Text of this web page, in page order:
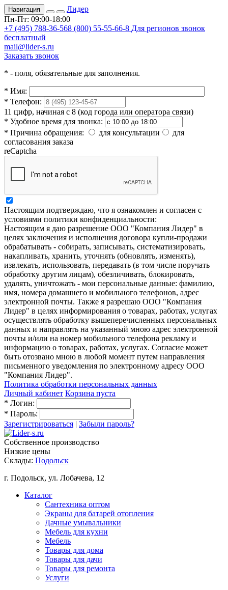
Навигация
Лидер
Пн-Пт: 09:00-18:00
+7 (495) 788-36-568 (800) 55-55-66-8 Для регионов звонок
бесплатный
mail@lider-s.ru
Заказать звонок
* - поля, обязательные для заполнения.
* Имя:
* Телефон:
11 цифр, начиная с 8 (код города или оператора связи)
* Удобное время для звонка:
* Причина обращения: для консультации
для
согласования заказа
reCaptcha
Настоящим подтверждаю, что я ознакомлен и согласен с
условиями политики конфиденциальности:
Настоящим я даю разрешение ООО "Компания Лидер" в
целях заключения и исполнения договора купли-продажи
обрабатывать - собирать, записывать, систематизировать,
накапливать, хранить, уточнять (обновлять, изменять),
извлекать, использовать, передавать (в том числе поручать
обработку другим лицам), обезличивать, блокировать,
удалять, уничтожать - мои персональные данные: фамилию,
имя, номера домашнего и мобильного телефонов, адрес
электронной почты. Также я разрешаю ООО "Компания
Лидер" в целях информирования о товарах, работах, услугах
осуществлять обработку вышеперечисленных персональных
данных и направлять на указанный мною адрес электронной
почты и/или на номер мобильного телефона рекламу и
информацию о товарах, работах, услугах. Согласие может
быть отозвано мною в любой момент путем направления
письменного уведомления по электронному адресу ООО
"Компания Лидер".
Политика обработки персональных данных
Личный кабинет Корзина пуста
* Логин:
* Пароль:
Зарегистрироваться | Забыли пароль?
Собственное производство
Низкие цены
Склады: Подольск
г. Подольск, ул. Лобачева, 12
Каталог
Сантехника оптом
Экраны для батарей отопления
Дачные умывальники
Мебель для кухни
Мебель
Товары для дома
Товары для дачи
Товары для ремонта
Услуги